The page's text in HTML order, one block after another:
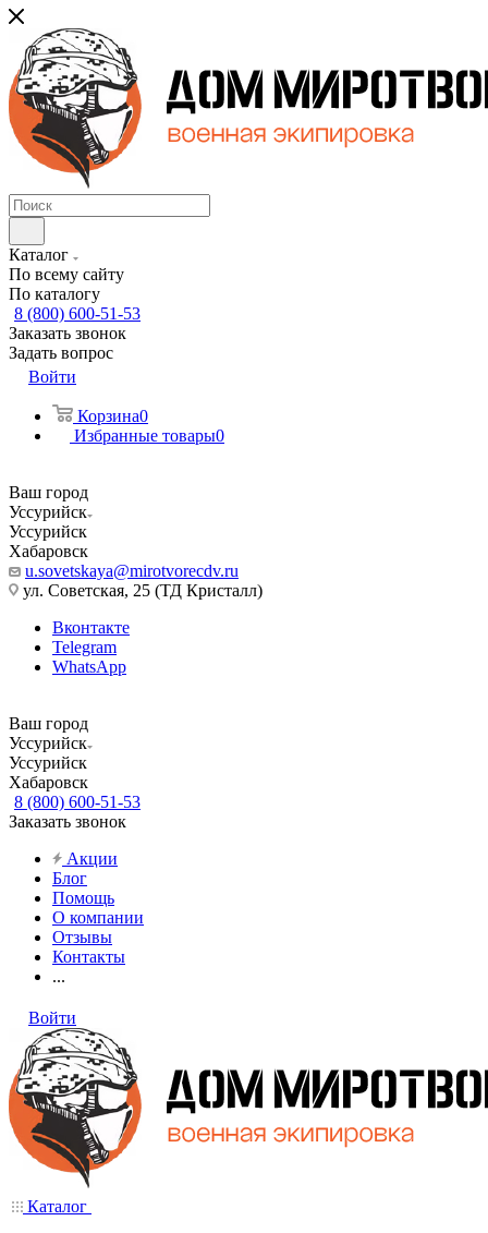
Каталог
По всему сайту
По каталогу
8 (800) 600-51-53
Заказать звонок
Задать вопрос
Войти
Корзина0
Избранные товары0
Ваш город
Уссурийск
Уссурийск
Хабаровск
u.sovetskaya@mirotvorecdv.ru
ул. Советская, 25 (ТД Кристалл)
Вконтакте
Telegram
WhatsApp
Ваш город
Уссурийск
Уссурийск
Хабаровск
8 (800) 600-51-53
Заказать звонок
Акции
Блог
Помощь
О компании
Отзывы
Контакты
...
Войти
Каталог